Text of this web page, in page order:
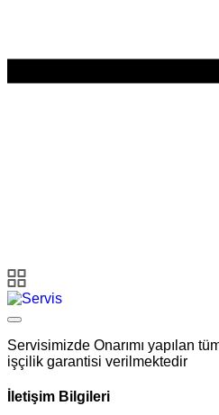
Servisimizde Onarımı yapılan
işçilik garantisi verilmektedir
İletişim Bilgileri